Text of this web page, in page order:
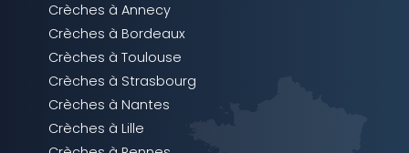
Crèches à Annecy
Crèches à Bordeaux
Crèches à Toulouse
Crèches à Strasbourg
Crèches à Nantes
Crèches à Lille